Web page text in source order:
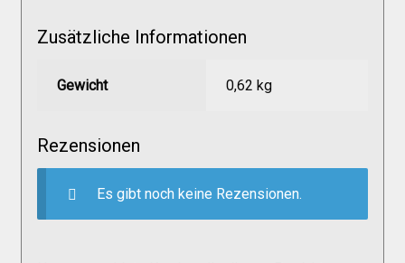
Datenschutzerklärung
Zusätzliche Informationen
Gewicht 0,62 kg
Rezensionen
Es gibt noch keine Rezensionen.